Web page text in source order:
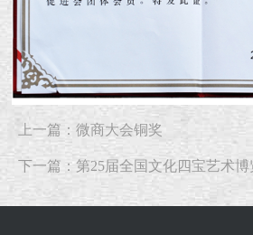
上一篇：微商大会铜奖
下一篇：第25届全国文化四宝艺术博